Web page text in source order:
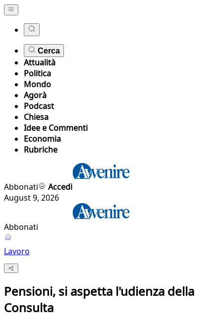
Cerca
Attualità
Politica
Mondo
Agorà
Podcast
Chiesa
Idee e Commenti
Economia
Rubriche
Abbonati
Accedi
August 9, 2026
Abbonati
Lavoro
Pensioni, si aspetta l'udienza della
Consulta